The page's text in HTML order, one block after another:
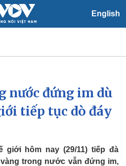
English
Xã hội
Tin 24h
Dự báo thời tiết
Việc làm
Biển đảo
nước đứng im dù
tiếp tục dò đáy
giới hôm nay (29/11) tiếp đà
trong nước vẫn đứng im,